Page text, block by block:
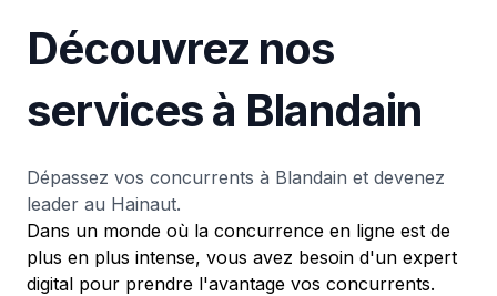
Découvrez nos
services à Blandain
Dépassez vos concurrents à Blandain et devenez
leader au Hainaut.
Dans un monde où la concurrence en ligne est de
plus en plus intense, vous avez besoin d'un expert
digital pour prendre l'avantage vos concurrents.